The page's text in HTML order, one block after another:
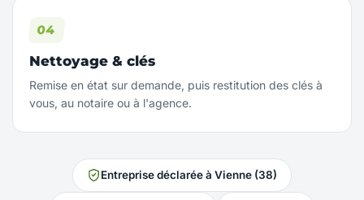
Nettoyage & clés
Remise en état sur demande, puis restitution des clés à
vous, au notaire ou à l'agence.
Entreprise déclarée à Vienne (38)